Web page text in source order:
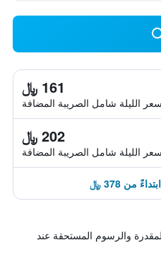
161 ﷼
سعر الليلة شامل الصريبة المضافة
202 ﷼
سعر الليلة شامل الصريبة المضافة
والرسوم المستحقة عند